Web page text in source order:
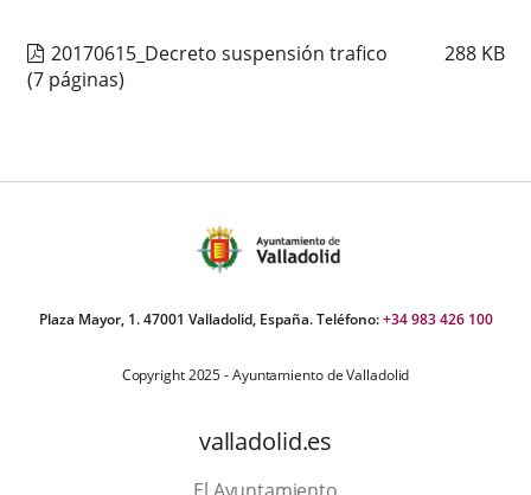
20170615_Decreto suspensión trafico 288 KB
(7 páginas)
Plaza Mayor, 1. 47001 Valladolid, España. Teléfono:+34 983 426 100
Copyright 2025 - Ayuntamiento de Valladolid
valladolid.es